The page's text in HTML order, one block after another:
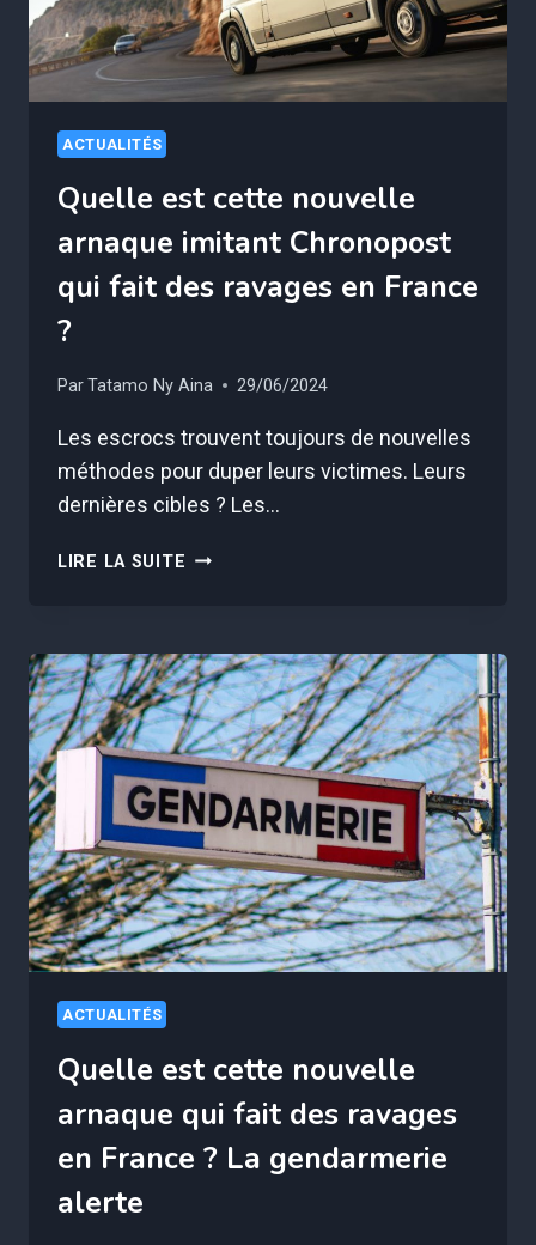
L’ÉTIQUETTE,
VOICI
COMMENT
FAIRE
ACTUALITÉS
Quelle est cette nouvelle
arnaque imitant Chronopost
qui fait des ravages en France
?
ParTatamo Ny Aina 29/06/2024
Les escrocs trouvent toujours de nouvelles
méthodes pour duper leurs victimes. Leurs
dernières cibles ? Les…
LIRE LA SUITE QUELLE
ARNAQUE
IMITANT
CHRONOPOST
QUI
FAIT
DES
RAVAGES
EN
FRANCE
?
ACTUALITÉS
Quelle est cette nouvelle
arnaque qui fait des ravages
en France ? La gendarmerie
alerte